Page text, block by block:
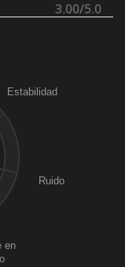
3.00/5.0
Estabilidad
Ruido
en